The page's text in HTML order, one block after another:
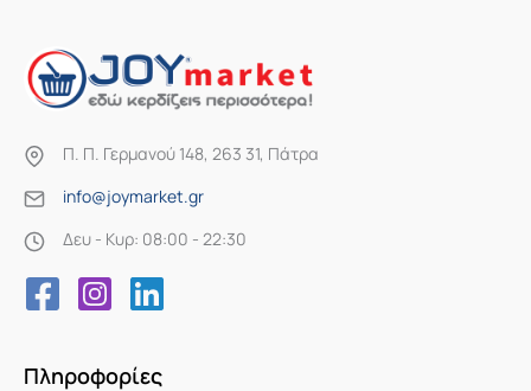
Π. Π. Γερμανού 148, 263 31, Πάτρα
info@joymarket.gr
Δευ - Κυρ: 08:00 - 22:30
Πληροφορίες